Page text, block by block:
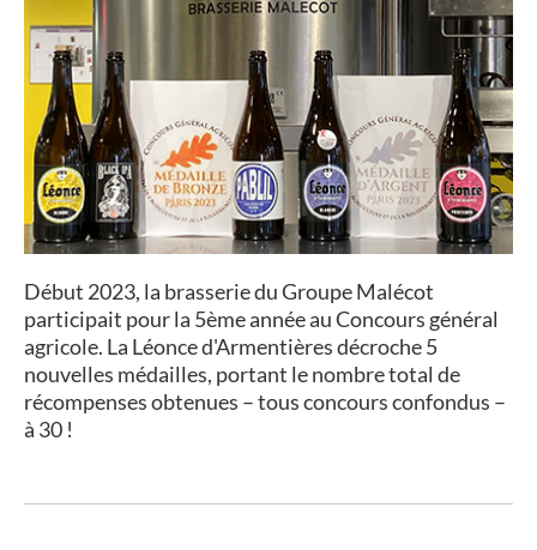
Début 2023, la brasserie du Groupe Malécot
participait pour la 5ème année au Concours général
agricole. La Léonce d'Armentières décroche 5
nouvelles médailles, portant le nombre total de
récompenses obtenues – tous concours confondus –
à 30 !